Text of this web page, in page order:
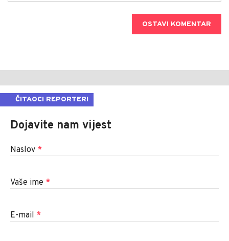
OSTAVI KOMENTAR
ČITAOCI REPORTERI
Dojavite nam vijest
Naslov *
Vaše ime *
E-mail *